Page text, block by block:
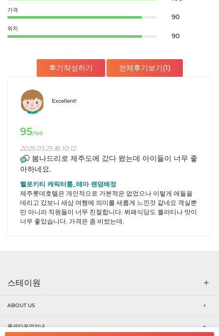
가격
90
위치
90
후기작성하기 전체후기보기(1)
Excellent!
95/100
2025.03.25.화.10:12
봄나드리로 제주도에 갔다 왔는데 아이들이 너무 좋
아하네요.
헬로키티 캐릭터룸_테마 랜덤배정
제주롯데호텔은 개인적으로 가본적은 없었으나 이렇게 애들을
데리고 갔보니 새삼 여행에 의미를 새롭게 느낀것 같네요 객실뿐
만 아니라 직원들이 너무 친절합니다. 뷔페식당도 퀄러티나 맛이
너무 좋았습니다. 가격은 좀 비쌌는데.
스테이원
ABOUT US
콜센타운영안내